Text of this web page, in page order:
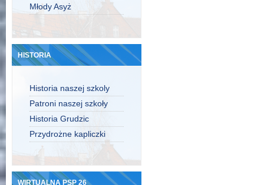
Młody Asyż
HISTORIA
Historia naszej szkoly
Patroni naszej szkoły
Historia Grudzic
Przydrożne kapliczki
WIRTUALNA PSP 26